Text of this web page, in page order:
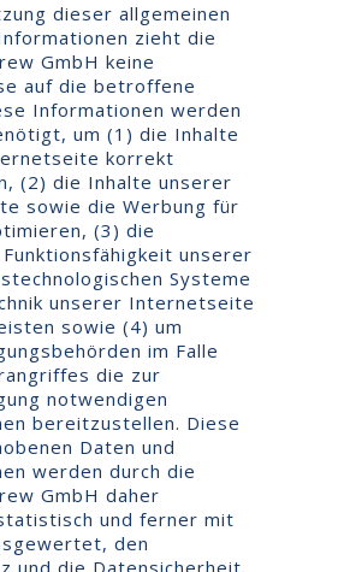
dieser allgemeinen
zieht die
GmbH keine
auf die betroffene
Informationen werden
um (1) die Inhalte
korrekt
(2) die Inhalte unserer
sowie die Werbung für
(3) die
unserer
Systeme
unserer Internetseite
sowie (4) um
im Falle
die zur
notwendigen
bereitzustellen. Diese
Daten und
werden durch die
GmbH daher
und ferner mit
den
und die Datensicherheit